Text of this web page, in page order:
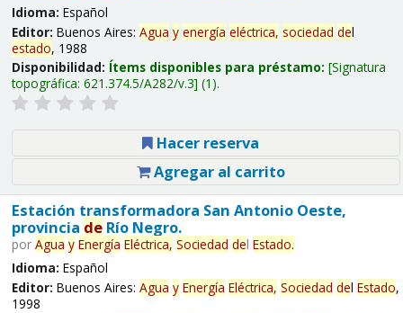
Idioma: Español
Editor: Buenos Aires: Agua y energía eléctrica, sociedad del
estado, 1988
Disponibilidad: Ítems disponibles para préstamo: Signatura
topográfica: 621.374.5/A282/v.3 (1).
Hacer reserva
Agregar al carrito
Estación transformadora San Antonio Oeste,
provincia deRío Negro.
por Agua y Energía Eléctrica, Sociedad del Estado.
Idioma: Español
Editor: Buenos Aires: Agua y Energía Eléctrica, Sociedad del Estado,
1998